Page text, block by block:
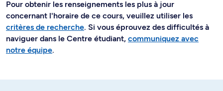
Pour obtenir les renseignements les plus à jour
concernant l'horaire de ce cours, veuillez utiliser les
critères de recherche. Si vous éprouvez des difficultés à
naviguer dans le Centre étudiant, communiquez avec
notre équipe.